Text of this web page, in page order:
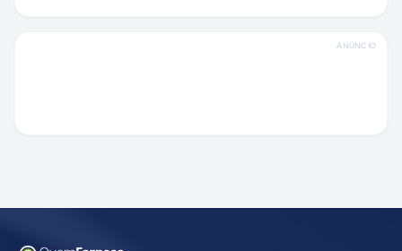
ANÚNCIO